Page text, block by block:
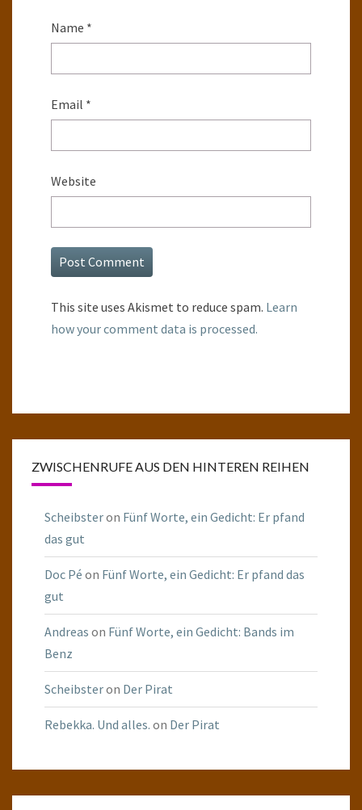
Name *
Email *
Website
This site uses Akismet to reduce spam. Learn
how your comment data is processed.
ZWISCHENRUFE AUS DEN HINTEREN REIHEN
Scheibsteron Fünf Worte, ein Gedicht: Er pfand
das gut
Doc Pé on Fünf Worte, ein Gedicht: Er pfand das
gut
Andreas on Fünf Worte, ein Gedicht: Bands im
Benz
Scheibsteron Der Pirat
Rebekka. Und alles. on Der Pirat